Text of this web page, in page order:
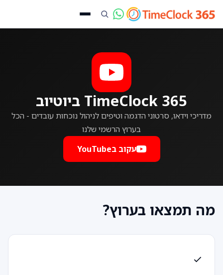
TimeClock 365 ביוטיוב
מדריכי וידאו, סרטוני הדגמה וטיפים לניהול נוכחות עובדים - הכל
בערוץ הרשמי שלנו
עקוב בYouTube
מה תמצאו בערוץ?